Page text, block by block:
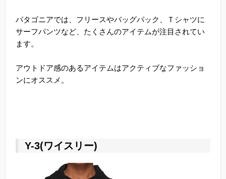
パタゴニアでは、フリースやバッグパック、Ｔシャツに
サーフパンツなど、たくさんのアイテムが注目されてい
ます。
アウトドア感のあるアイテムはアクティブなファッショ
ンにオススメ。
Y-3(ワイスリー)